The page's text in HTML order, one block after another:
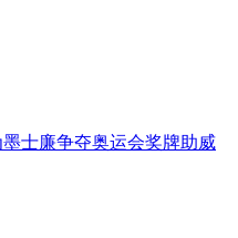
士廉争夺奥运会奖牌助威